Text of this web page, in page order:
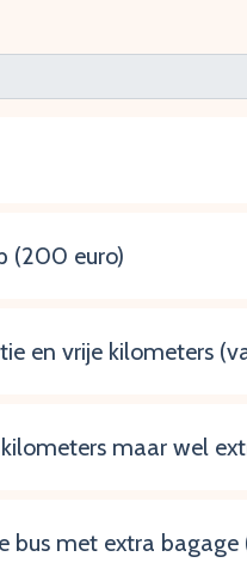
(200 euro)
en vrije kilometers
maar wel
bus met extra bagage